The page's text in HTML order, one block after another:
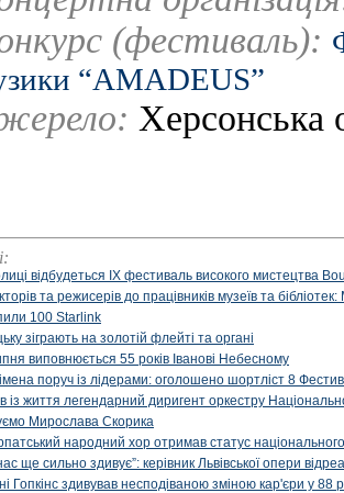
(фестиваль):
“AMADEUS”
Херсонська
відбудеться IX фестиваль високого мистецтва
та режисерів до працівників музеїв та
100 Starlink
зіграють на золотій флейті та органі
виповнюється 55 років Іванові Небесному
поруч із лідерами: оголошено шортліст 8
із життя легендарний диригент оркестру
Мирослава Скорика
народний хор отримав статус національного
ще сильно здивує”: керівник Львівської опери
Гопкінс здивував несподіваною зміною кар'єри у 88